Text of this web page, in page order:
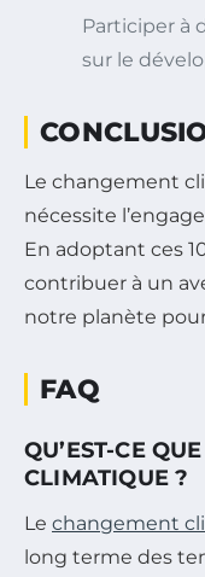
Participer à
sur le
Le changement
nécessite
En adoptant ces
contribuer à un
notre planète
FAQ
QU’EST-CE
CLIMATIQUE ?
Le changement
long terme des